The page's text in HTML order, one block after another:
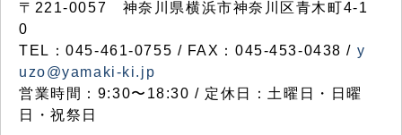
〒221-0057 神奈川県横浜市神奈川区青木町4-1
0
TEL：045-461-0755 / FAX：045-453-0438 / y
uzo@yamaki-ki.jp
営業時間：9:30〜18:30 / 定休日：土曜日・日曜
日・祝祭日